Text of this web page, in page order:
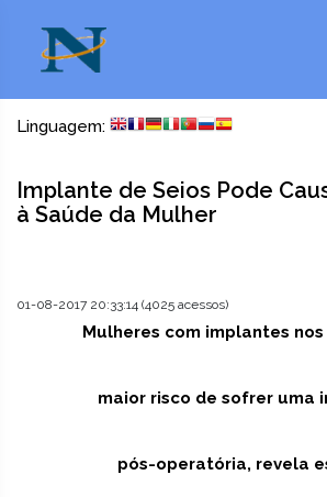
Linguagem:
Implante de Seios Pode
à Saúde da Mulher
01-08-2017 20:33:14 (4025 acessos)
Mulheres com implantes
maior risco de sofrer uma
pós-operatória, revela